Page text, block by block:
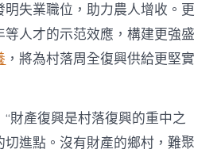
失業職位，助力農人增收。更
人才的示范效應，構建更強盛
，將為村落周全復興供給更堅實
財產復興是村落復興的重中之
進點。沒有財產的鄉村，難聚